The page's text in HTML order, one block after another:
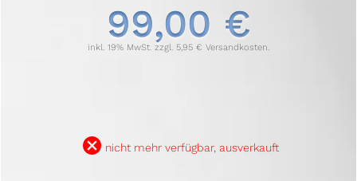
99,00 €
inkl. 19% MwSt. zzgl. 5,95 € Versandkosten.
B nicht mehr verfügbar, ausverkauft